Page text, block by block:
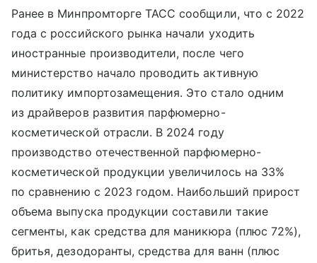
Ранее в Минпромторге ТАСС сообщили, что с 2022
года с российского рынка начали уходить
иностранные производители, после чего
министерство начало проводить активную
политику импортозамещения. Это стало одним
из драйверов развития парфюмерно-
косметической отрасли. В 2024 году
производство отечественной парфюмерно-
косметической продукции увеличилось на 33%
по сравнению с 2023 годом. Наибольший прирост
объема выпуска продукции составили такие
сегменты, как средства для маникюра (плюс 72%),
бритья, дезодоранты, средства для ванн (плюс